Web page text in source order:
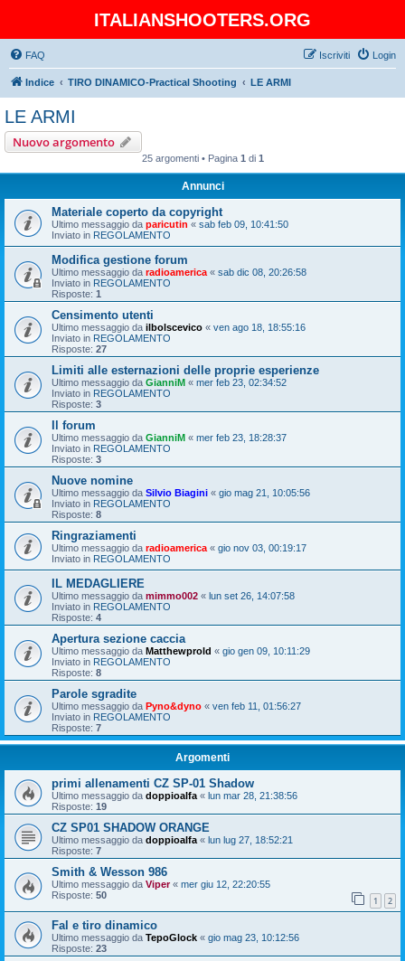
ITALIANSHOOTERS.ORG
FAQ Login
Iscriviti
Indice TIRO DINAMICO-Practical Shooting LE ARMI
LE ARMI
Nuovo argomento
25 argomenti • Pagina 1 di 1
Annunci
Materiale coperto da copyright
Ultimo messaggio da paricutin « sab feb 09, 10:41:50
Inviato in REGOLAMENTO
Modifica gestione forum
Ultimo messaggio da radioamerica « sab dic 08, 20:26:58
Inviato in REGOLAMENTO
Risposte: 1
Censimento utenti
Ultimo messaggio da ilbolscevico « ven ago 18, 18:55:16
Inviato in REGOLAMENTO
Risposte: 27
Limiti alle esternazioni delle proprie esperienze
Ultimo messaggio da GianniM « mer feb 23, 02:34:52
Inviato in REGOLAMENTO
Risposte: 3
Il forum
Ultimo messaggio da GianniM « mer feb 23, 18:28:37
Inviato in REGOLAMENTO
Risposte: 3
Nuove nomine
Ultimo messaggio da Silvio Biagini « gio mag 21, 10:05:56
Inviato in REGOLAMENTO
Risposte: 8
Ringraziamenti
Ultimo messaggio da radioamerica « gio nov 03, 00:19:17
Inviato in REGOLAMENTO
IL MEDAGLIERE
Ultimo messaggio da mimmo002 « lun set 26, 14:07:58
Inviato in REGOLAMENTO
Risposte: 4
Apertura sezione caccia
Ultimo messaggio da Matthewprold « gio gen 09, 10:11:29
Inviato in REGOLAMENTO
Risposte: 8
Parole sgradite
Ultimo messaggio da Pyno&dyno « ven feb 11, 01:56:27
Inviato in REGOLAMENTO
Risposte: 7
Argomenti
primi allenamenti CZ SP-01 Shadow
Ultimo messaggio da doppioalfa « lun mar 28, 21:38:56
Risposte: 19
CZ SP01 SHADOW ORANGE
Ultimo messaggio da doppioalfa « lun lug 27, 18:52:21
Risposte: 7
Smith & Wesson 986
Ultimo messaggio da Viper« mer giu 12, 22:20:55
Risposte: 50 1 2
Fal e tiro dinamico
Ultimo messaggio da TepoGlock « gio mag 23, 10:12:56
Risposte: 23